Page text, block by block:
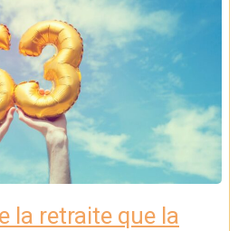
la retraite que la